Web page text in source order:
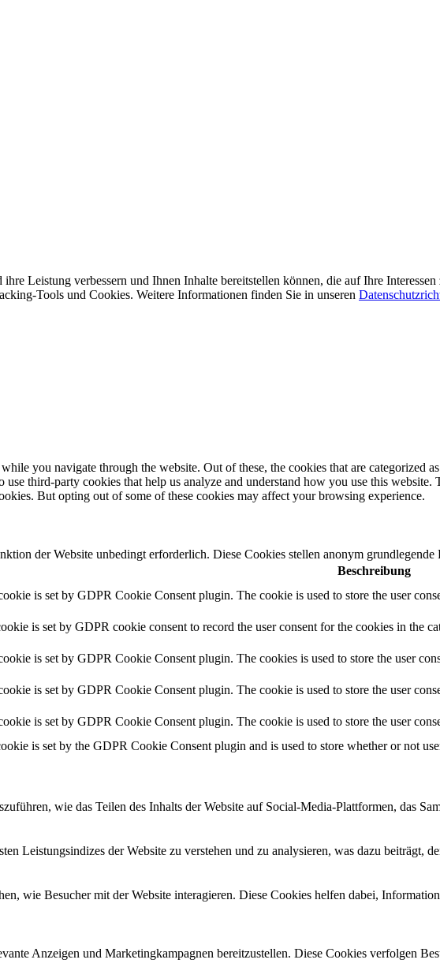
Leistung verbessern und Ihnen Inhalte bereitstellen können, die auf Ihre
Tools und Cookies. Weitere Informationen finden Sie in unseren
you navigate through the website. Out of these, the cookies that are categorized
third-party cookies that help us analyze and understand how you use this
But opting out of some of these cookies may affect your browsing experience.
der Website unbedingt erforderlich. Diese Cookies stellen anonym
Beschreibung
is set by GDPR Cookie Consent plugin. The cookie is used to store the user
is set by GDPR cookie consent to record the user consent for the cookies in the
is set by GDPR Cookie Consent plugin. The cookies is used to store the user
is set by GDPR Cookie Consent plugin. The cookie is used to store the user
is set by GDPR Cookie Consent plugin. The cookie is used to store the user
is set by the GDPR Cookie Consent plugin and is used to store whether or not
wie das Teilen des Inhalts der Website auf Social-Media-Plattformen, das
Leistungsindizes der Website zu verstehen und zu analysieren, was dazu beiträgt,
wie Besucher mit der Website interagieren. Diese Cookies helfen dabei,
Anzeigen und Marketingkampagnen bereitzustellen. Diese Cookies verfolgen